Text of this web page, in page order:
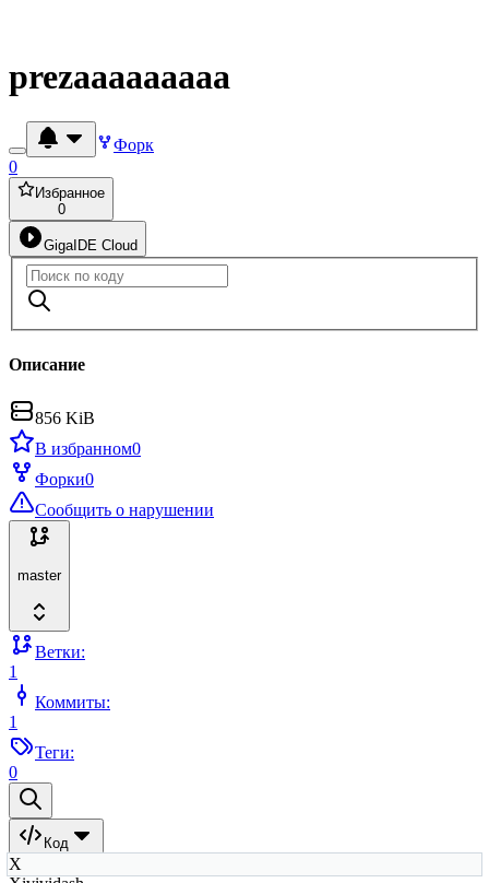
prezaaaaaaaaa
Форк
0
Избранное
0
GigaIDE Cloud
Описание
856 KiB
В избранном0
Форки0
Сообщить о нарушении
master
Ветки:
1
Коммиты:
1
Теги:
0
Код
X